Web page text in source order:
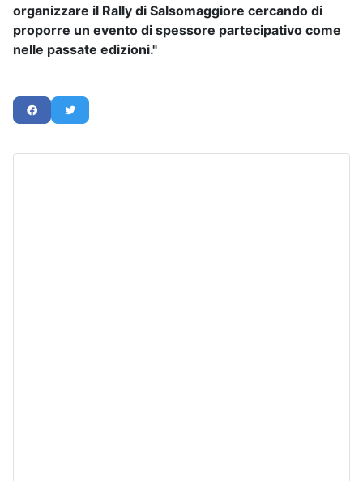
organizzare il Rally di Salsomaggiore cercando di
proporre un evento di spessore partecipativo come
nelle passate edizioni."